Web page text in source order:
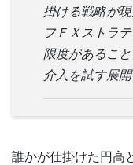
掛ける戦略が
フＦＸストラ
限度があるこ
介入を試す展
誰かが仕掛けた円高